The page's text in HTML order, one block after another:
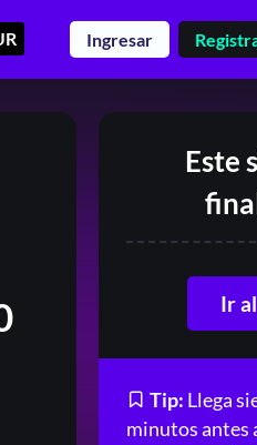
Ingresar
Este
Ir
Tip: Llega
minutos antes